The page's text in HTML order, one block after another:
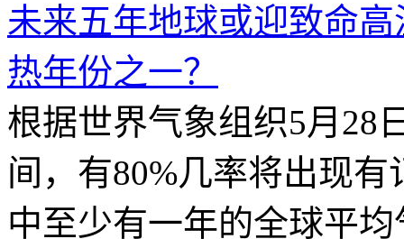
未来五年地球或迎致命
热年份之一？
根据世界气象组织5月28
间，有80%几率将出现
中至少有一年的全球平